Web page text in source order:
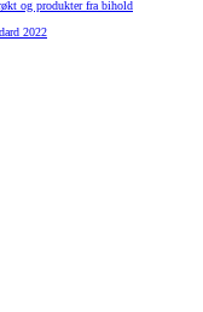
og produkter fra bihold
2022